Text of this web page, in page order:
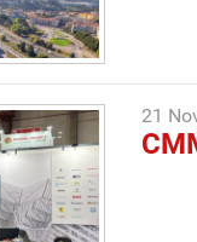
21